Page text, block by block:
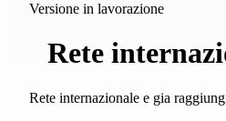
Versione in lavorazione
Rete
Rete internazionale e gia